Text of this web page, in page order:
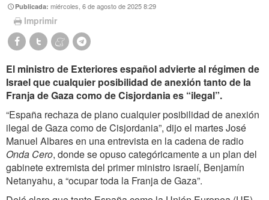
Publicada:miércoles, 6 de agosto de 2025 8:29
Imprimir
El ministro de Exteriores español advierte al régimen de
Israel que cualquier posibilidad de anexión tanto de la
Franja de Gaza como de Cisjordania es “ilegal”.
“España rechaza de plano cualquier posibilidad de anexión
ilegal de Gaza como de Cisjordania”, dijo el martes José
Manuel Albares en una entrevista en la cadena de radio
Onda Cero, donde se opuso categóricamente a un plan del
gabinete extremista del primer ministro israelí, Benjamín
Netanyahu, a “ocupar toda la Franja de Gaza”.